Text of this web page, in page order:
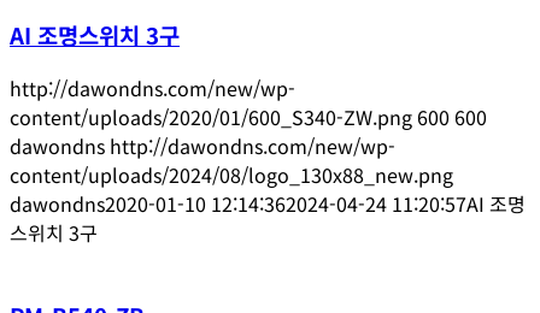
AI 조명스위치 3구
http://dawondns.com/new/wp-
content/uploads/2020/01/600_S340-ZW.png600 600
dawondns http://dawondns.com/new/wp-
content/uploads/2024/08/logo_130x88_new.png
dawondns2020-01-10 12:14:362024-04-24 11:20:57AI 조명
스위치 3구